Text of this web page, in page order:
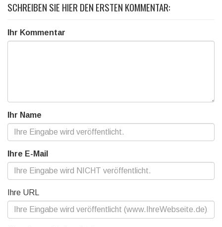
SCHREIBEN SIE HIER DEN ERSTEN KOMMENTAR:
Ihr Kommentar
Ihr Name
Ihre E-Mail
Ihre URL